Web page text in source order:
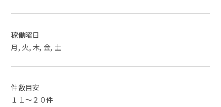
稼働曜日
月, 火, 木, 金, 土
件数目安
１１～２０件